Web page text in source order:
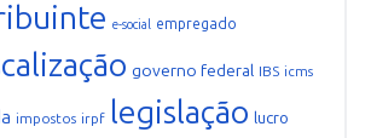
e-social empregado
governo federal IBS icms
impostos irpf legislação lucro